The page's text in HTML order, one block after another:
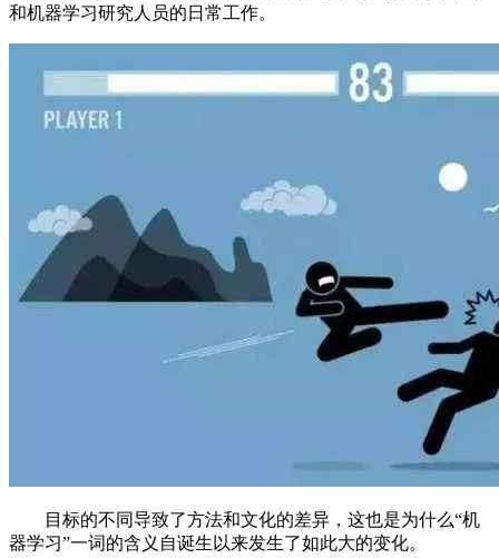
和机器学习研究人员的日常工作。
目标的不同导致了方法和文化的差异，这也是为什么“机
器学习”一词的含义自诞生以来发生了如此大的变化。